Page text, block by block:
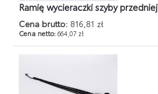
Ramię wycieraczki szyby przedniej
Cena brutto: 816,81 zł
Cena netto:664,07 zł